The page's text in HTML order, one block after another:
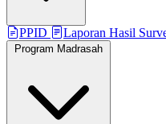
PPID Laporan Hasil
Program Madrasah